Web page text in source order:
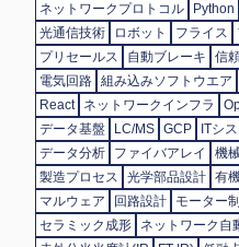
ネットワークプロトコル
Python
光通信技術
ロボット フライス
プリセールス
自動ブレーキ 信
電気回路 組み込みソフトウエア
React
ネットワークインフラ
データ基盤
LC/MS GCP ITシ
データ分析
ファイバアレイ 機
製造プロセス
光学部品設計 有
マルウェア
回路設計 モーター
セラミック成形
ネットワーク自